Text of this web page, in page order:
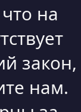
на
закон,
нам.